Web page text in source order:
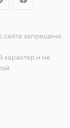
сайта запрещено
характер и не